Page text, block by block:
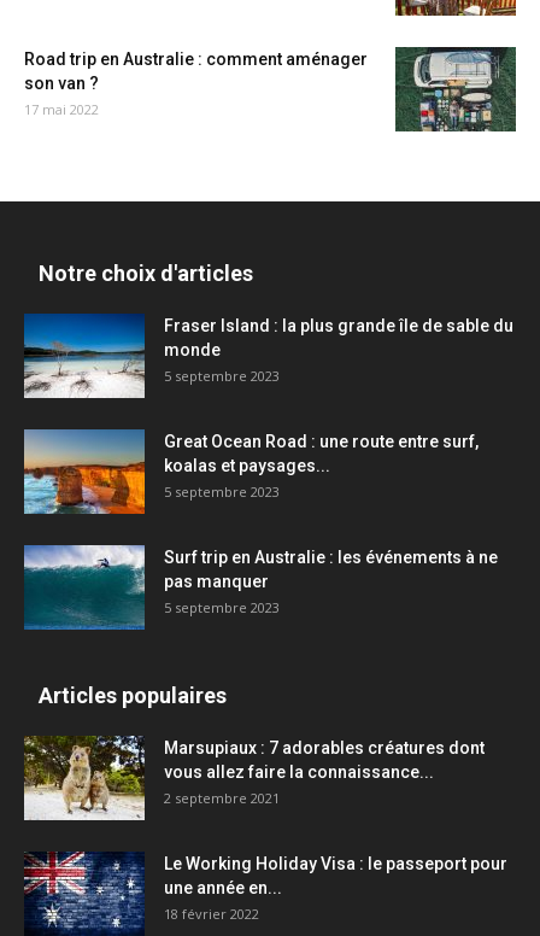
Road trip en Australie : comment aménager
son van ?
17 mai 2022
Notre choix d'articles
Fraser Island : la plus grande île de sable du
monde
5 septembre 2023
Great Ocean Road : une route entre surf,
koalas et paysages...
5 septembre 2023
Surf trip en Australie : les événements à ne
pas manquer
5 septembre 2023
Articles populaires
Marsupiaux : 7 adorables créatures dont
vous allez faire la connaissance...
2 septembre 2021
Le Working Holiday Visa : le passeport pour
une année en...
18 février 2022